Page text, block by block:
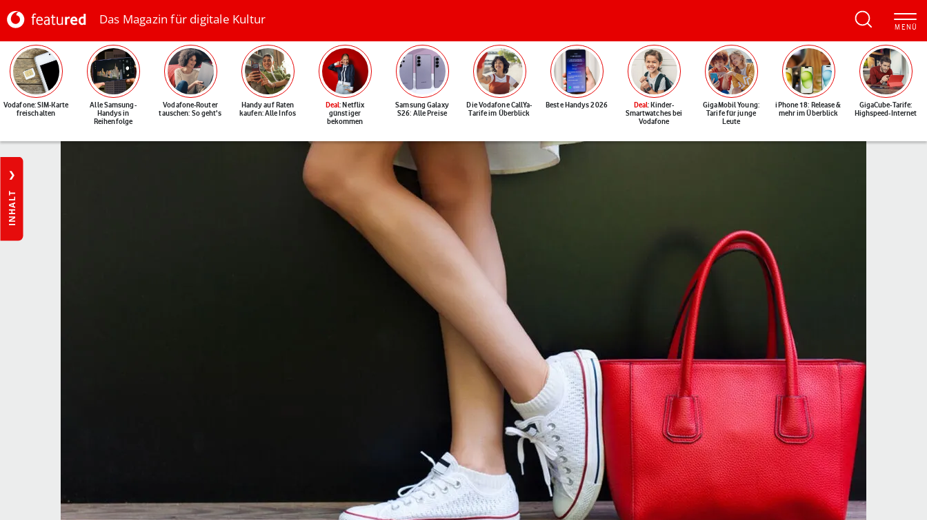
Das Magazin für digitale Kultur
Vodafone: SIM-Karte
freischalten
Alle Samsung-
Handys in
Reihenfolge
Vodafone-Router
tauschen: So geht's
Handy auf Raten
kaufen: Alle Infos
Deal: Netflix
günstiger
bekommen
Samsung Galaxy
S26: Alle Preise
Die Vodafone CallYa-
Tarife im Überblick
Beste Handys 2026 Deal: Kinder-
Smartwatches bei
Vodafone
GigaMobil Young:
Tarife für junge
Leute
iPhone 18: Release &
mehr im Überblick
GigaCube-Tarife:
Highspeed-Internet
INHALT